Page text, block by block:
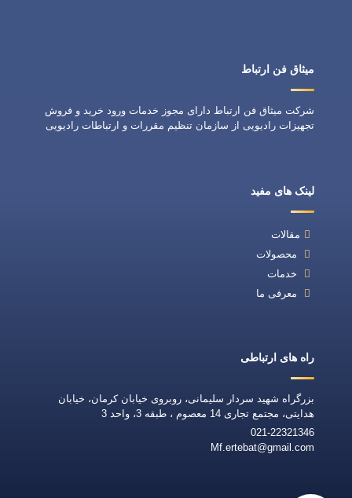
میثاق فن ارتباط
شرکت میثاق فن ارتباط دارای مجوز خدمات ورود خرید و فروش
تجهیزات رادیویی از سازمان تنظیم مقررات و ارتباطات رادیویی
لینک های مفید
مقالات
محصولات
خدمات
معرفی ما
راه های ارتباطی
بزرگراه شهید سردار سلیمانی، روبروی خیابان کرمان، خیابان
هدایتی، مجتمع تجاری 14 معصوم ، طبقه 3، واحد 3
021-22321346
Mf.ertebat@gmail.com